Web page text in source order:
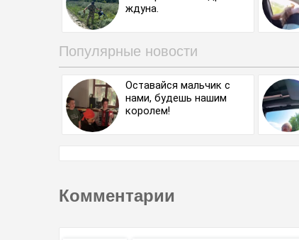
ждуна.
Популярные новости
Оставайся мальчик с
нами, будешь нашим
королем!
Комментарии